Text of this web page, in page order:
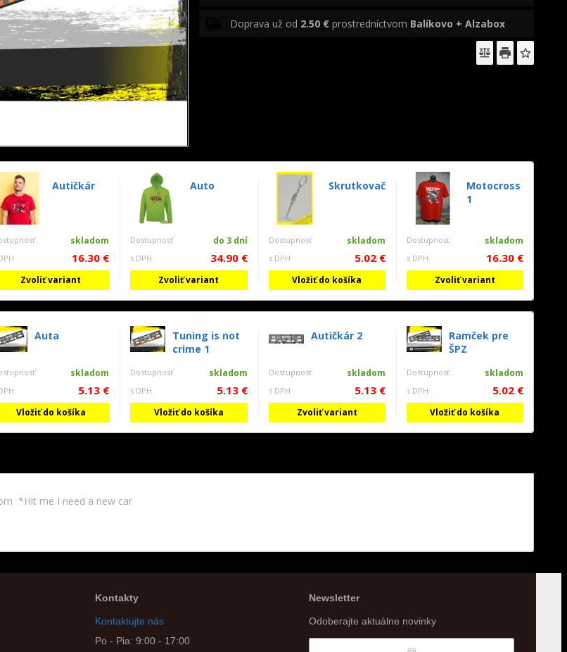
Doprava už od 2.50 € prostredníctvom Balíkovo + Alzabox
Autičkár
skladom
16.30 €
Zvoliť variant
Auto
Dostupnosť do 3 dní
s DPH 34.90 €
Zvoliť variant
Skrutkovač
Dostupnosť skladom
s DPH 5.02 €
Vložiť do košíka
Motocross
1
Dostupnosť skladom
s DPH 16.30 €
Zvoliť variant
Auta
skladom
5.13 €
Vložiť do košíka
Tuning is not
crime 1
Dostupnosť skladom
s DPH 5.13 €
Vložiť do košíka
Autičkár 2
Dostupnosť skladom
s DPH 5.13 €
Zvoliť variant
Ramček pre
ŠPZ
Dostupnosť skladom
s DPH 5.02 €
Vložiť do košíka
*Hit me I need a new car
Kontakty
Kontaktujte nás
Po - Pia: 9:00 - 17:00
Newsletter
Odoberajte aktuálne novinky